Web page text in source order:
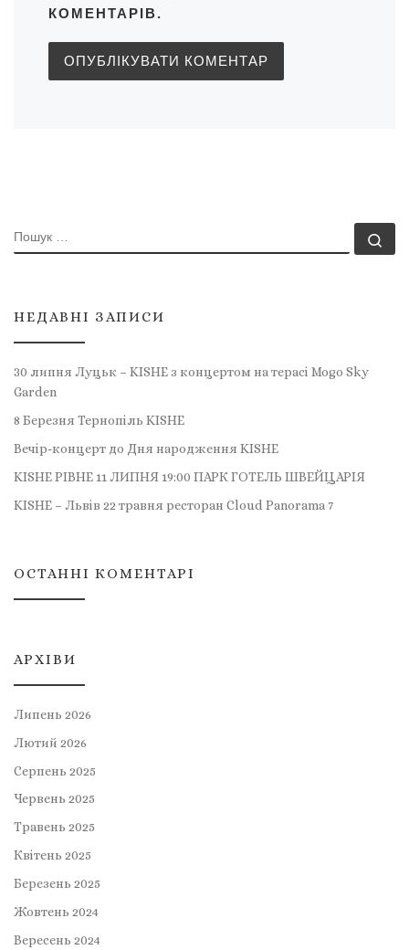
КОМЕНТАРІВ.
ПОШУК
НЕДАВНІ ЗАПИСИ
30 липня Луцьк – KISHE з концертом на терасі Mogo Sky
Garden
8 Березня Тернопіль KISHE
Вечір-концерт до Дня народження KISHE
KISHE РІВНЕ 11 ЛИПНЯ 19:00 ПАРК ГОТЕЛЬ ШВЕЙЦАРІЯ
KISHE – Львів 22 травня ресторан Cloud Panorama 7
ОСТАННІ КОМЕНТАРІ
АРХІВИ
Липень 2026
Лютий 2026
Серпень 2025
Червень 2025
Травень 2025
Квітень 2025
Березень 2025
Жовтень 2024
Вересень 2024